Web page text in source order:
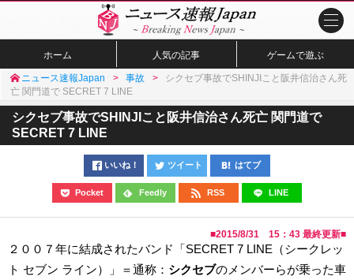
ホーム 人気の記事 ゲームで遊ぶ
ニュース速報Japan 事故
シクセブ事故でSHINJIこと阪井信治さん死
亡 関門道で SECRET 7 LINE
シクセブ事故でSHINJIこと阪井信治さん死亡 関門道で
SECRET 7 LINE
いいね！ ツイート はてブ
Pocket Feedly RSS LINE
■2015/8/31 15：43 最終更新■
２００７年に結成されたバンド「SECRET 7 LINE（シークレッ
ト セブン ライン）」＝通称： シクセブのメンバーらが乗った車